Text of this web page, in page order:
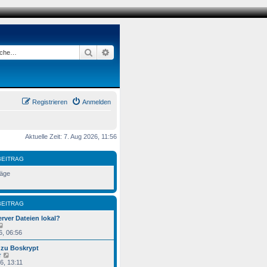
Suche
Anmelden
Registrieren
Aktuelle Zeit: 7. Aug 2026, 11:56
Dateien lokal?
e
u
e
s
t
06:56
zu Boskrypt
e
13:11